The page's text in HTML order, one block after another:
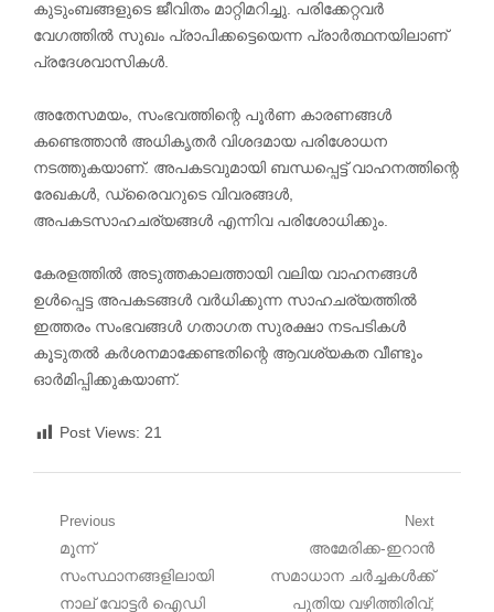
കുടുംബങ്ങളുടെ ജീവിതം മാറ്റിമറിച്ചു. പരിക്കേറ്റവർ
വേഗത്തിൽ സുഖം പ്രാപിക്കട്ടെയെന്ന പ്രാർത്ഥനയിലാണ്
പ്രദേശവാസികൾ.
അതേസമയം, സംഭവത്തിന്റെ പൂർണ കാരണങ്ങൾ
കണ്ടെത്താൻ അധികൃതർ വിശദമായ പരിശോധന
നടത്തുകയാണ്. അപകടവുമായി ബന്ധപ്പെട്ട് വാഹനത്തിന്റെ
രേഖകൾ, ഡ്രൈവറുടെ വിവരങ്ങൾ,
അപകടസാഹചര്യങ്ങൾ എന്നിവ പരിശോധിക്കും.
കേരളത്തിൽ അടുത്തകാലത്തായി വലിയ വാഹനങ്ങൾ
ഉൾപ്പെട്ട അപകടങ്ങൾ വർധിക്കുന്ന സാഹചര്യത്തിൽ
ഇത്തരം സംഭവങ്ങൾ ഗതാഗത സുരക്ഷാ നടപടികൾ
കൂടുതൽ കർശനമാക്കേണ്ടതിന്റെ ആവശ്യകത വീണ്ടും
ഓർമിപ്പിക്കുകയാണ്.
Post Views: 21
Post
navigation
Previous
Previous
post:
മൂന്ന്
സംസ്ഥാനങ്ങളിലായി
നാല് വോട്ടർ ഐഡി
Next
Next
post:
അമേരിക്ക-ഇറാൻ
സമാധാന ചർച്ചകൾക്ക്
പുതിയ വഴിത്തിരിവ്;